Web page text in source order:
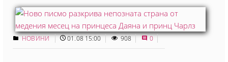
НОВИНИ 01.08 15:00 908 0